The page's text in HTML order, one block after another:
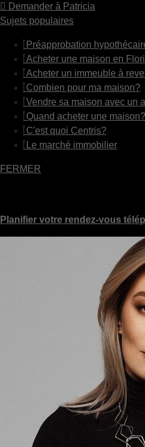
Demander à Patricia
Sujets populaires
Préapprobation
Acheter une maison en
Acheter un immeuble à
Combien pour ma maison?
Vendre sa maison avec un
Quand acheter une maison?
C'est quoi Centris?
Le marché immobilier
FERMER
Planifier votre rendez-vous